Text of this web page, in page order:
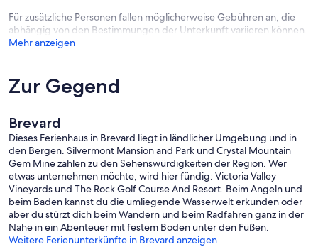
Für zusätzliche Personen fallen möglicherweise Gebühren an, die
abhängig von den Bestimmungen der Unterkunft variieren können.
Mehr anzeigen
Zur Gegend
Brevard
Dieses Ferienhaus in Brevard liegt in ländlicher Umgebung und in
den Bergen. Silvermont Mansion and Park und Crystal Mountain
Gem Mine zählen zu den Sehenswürdigkeiten der Region. Wer
etwas unternehmen möchte, wird hier fündig: Victoria Valley
Vineyards und The Rock Golf Course And Resort. Beim Angeln und
beim Baden kannst du die umliegende Wasserwelt erkunden oder
aber du stürzt dich beim Wandern und beim Radfahren ganz in der
Nähe in ein Abenteuer mit festem Boden unter den Füßen.
Weitere Ferienunterkünfte in Brevard anzeigen